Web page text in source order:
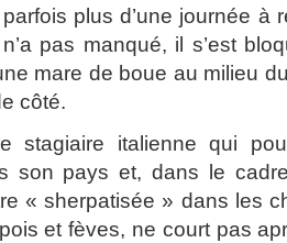
parfois plus d’une journée
pas manqué, il s’est
mare de boue au milieu
côté.
italienne qui
son pays et, dans le
« sherpatisée » dans les
et fèves, ne court pas